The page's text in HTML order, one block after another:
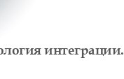
интеграции.